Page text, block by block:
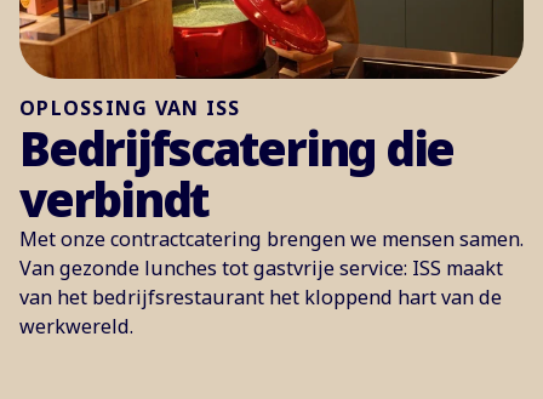
OPLOSSING VAN ISS
Bedrijfscatering die
verbindt
Met onze contractcatering brengen we mensen samen.
Van gezonde lunches tot gastvrije service: ISS maakt
van het bedrijfsrestaurant het kloppend hart van de
werkwereld.